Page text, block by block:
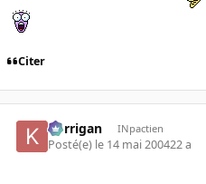
Citer
korrigan INpactien
Posté(e) le 14 mai 200422 a